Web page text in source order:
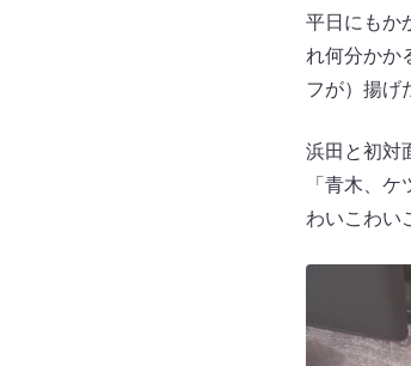
平日にもか
れ何分かか
フが）揚
浜田と初対
「青木、
わいこわい